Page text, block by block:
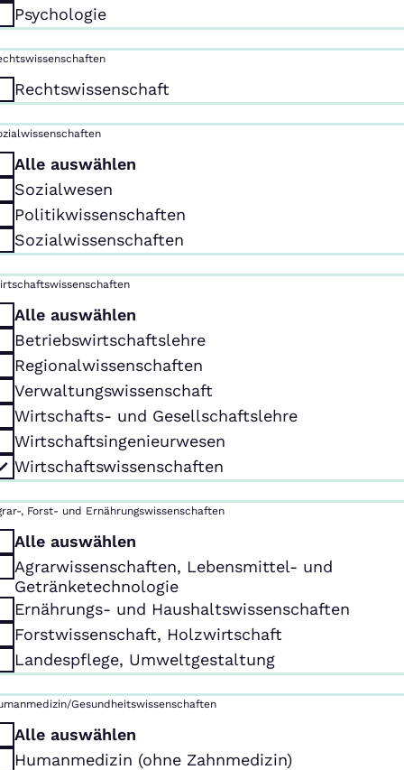
Psychologie
Rechtswissenschaft
Alle auswählen
Sozialwesen
Politikwissenschaften
Sozialwissenschaften
Alle auswählen
Betriebswirtschaftslehre
Regionalwissenschaften
Verwaltungswissenschaft
Wirtschafts- und Gesellschaftslehre
Wirtschaftsingenieurwesen
Wirtschaftswissenschaften
, Forst- und Ernährungswissenschaften
Alle auswählen
Agrarwissenschaften, Lebensmittel- und
Getränketechnologie
Ernährungs- und Haushaltswissenschaften
Forstwissenschaft, Holzwirtschaft
Landespflege, Umweltgestaltung
Gesundheitswissenschaften
Alle auswählen
Humanmedizin (ohne Zahnmedizin)